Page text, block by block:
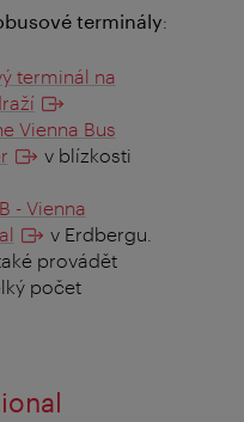
terminály:
terminál na
Vienna Bus
v blízkosti
- Vienna
v Erdbergu.
provádět
počet